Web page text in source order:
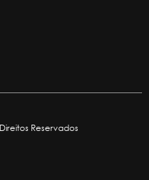
Reservados